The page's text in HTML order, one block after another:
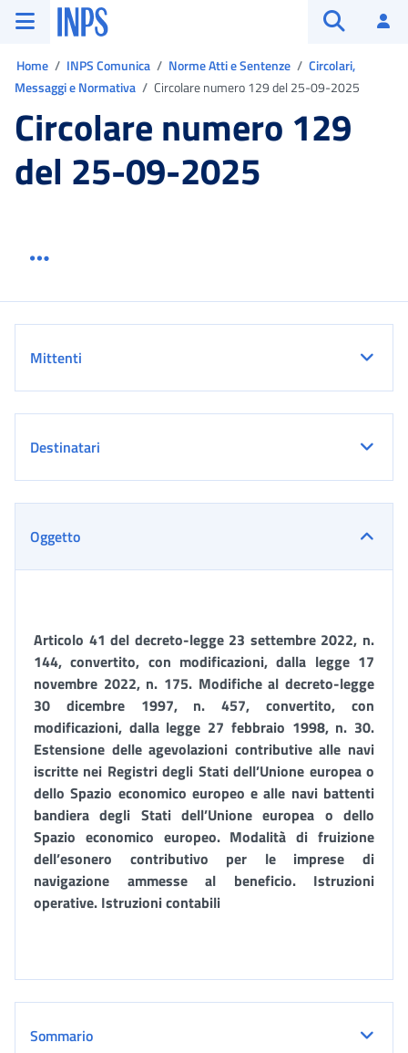
Vai al menu principale
Vai al contenuto principale
Vai al pie' di pagina
INPS ()
Home INPS Comunica Norme Atti e Sentenze
Circolari,
Messaggi e Normativa
Circolare numero 129 del 25-09-2025
Circolare numero 129
del 25-09-2025
Mittenti
Destinatari
Oggetto
Articolo 41 del decreto-legge 23 settembre 2022, n.
144, convertito, con modificazioni, dalla legge 17
novembre 2022, n. 175. Modifiche al decreto-legge
30 dicembre 1997, n. 457, convertito, con
modificazioni, dalla legge 27 febbraio 1998, n. 30.
Estensione delle agevolazioni contributive alle navi
iscritte nei Registri degli Stati dell’Unione europea o
dello Spazio economico europeo e alle navi battenti
bandiera degli Stati dell’Unione europea o dello
Spazio economico europeo. Modalità di fruizione
dell’esonero contributivo per le imprese di
navigazione ammesse al beneficio. Istruzioni
operative. Istruzioni contabili
Sommario